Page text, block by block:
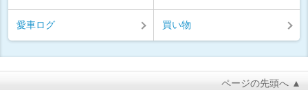
愛車ログ 買い物
ページの先頭へ ▲